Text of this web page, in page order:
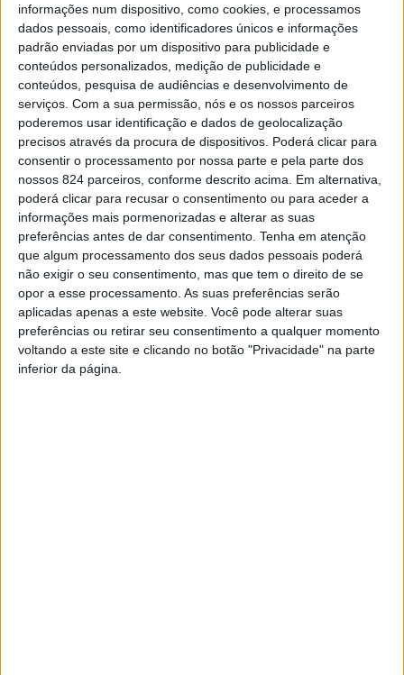
informações num dispositivo, como cookies, e processamos
dados pessoais, como identificadores únicos e informações
padrão enviadas por um dispositivo para publicidade e
conteúdos personalizados, medição de publicidade e
conteúdos, pesquisa de audiências e desenvolvimento de
serviços. Com a sua permissão, nós e os nossos parceiros
poderemos usar identificação e dados de geolocalização
precisos através da procura de dispositivos. Poderá clicar para
consentir o processamento por nossa parte e pela parte dos
nossos 824 parceiros, conforme descrito acima. Em alternativa,
poderá clicar para recusar o consentimento ou para aceder a
informações mais pormenorizadas e alterar as suas
preferências antes de dar consentimento. Tenha em atenção
que algum processamento dos seus dados pessoais poderá
não exigir o seu consentimento, mas que tem o direito de se
opor a esse processamento. As suas preferências serão
aplicadas apenas a este website. Você pode alterar suas
preferências ou retirar seu consentimento a qualquer momento
voltando a este site e clicando no botão "Privacidade" na parte
inferior da página.
> Empresas de Oliveira de Azeméis e de Águeda terão o
privilégio de receber representantes de Marrocos, com
conhecimentos qb sobre este mercado promissor, nos
próximos dias 15 e 16 de novembro. No primeiro dia a
oportunidade, ainda antes do jantar, para um workshop
com o objetivo de dar a conhecer informações e dicas
para quem já investe ou quer investir neste país.
O presidente da Câmara de Comércio, Indústria e Serviços
de Portugal em Marrocos (CCISPM), José Maria Teixeira
(segundo a contar do lado esquerdo) estará em Portugal,
a convite da AECOA/AEA, em contacto com empresas e